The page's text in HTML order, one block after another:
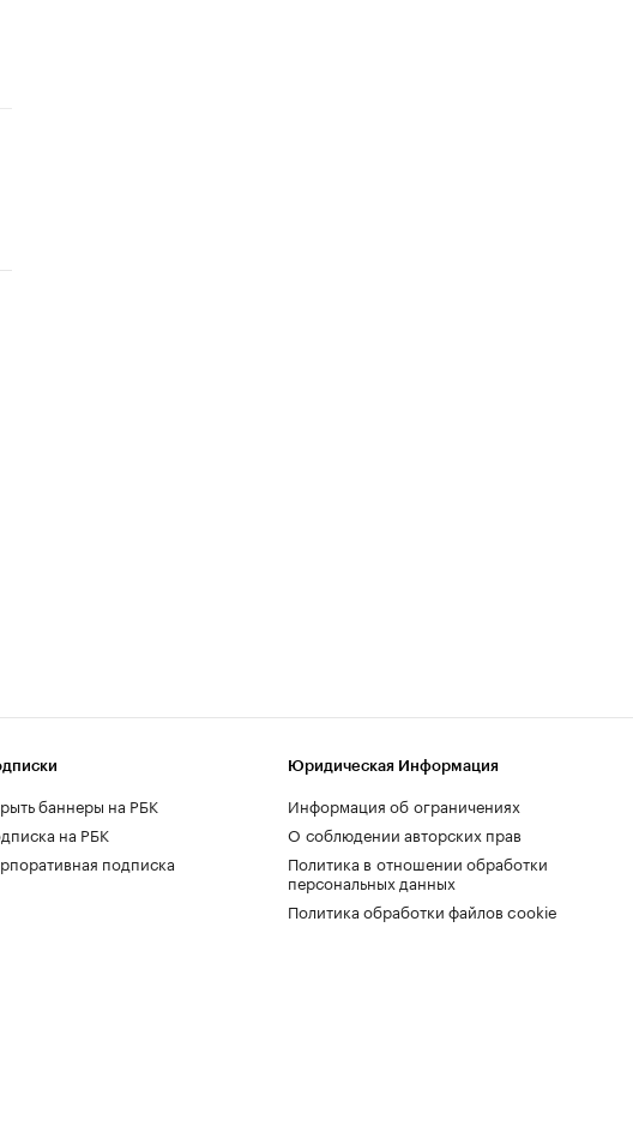
баннеры на РБК
на РБК
подписка
Юридическая Информация
Информация об ограничениях
О соблюдении авторских прав
Политика в отношении обработки
персональных данных
Политика обработки файлов cookie